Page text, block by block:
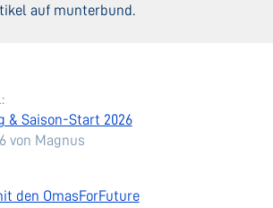
auf munterbund.
& Saison-Start 2026
von Magnus
den OmasForFuture